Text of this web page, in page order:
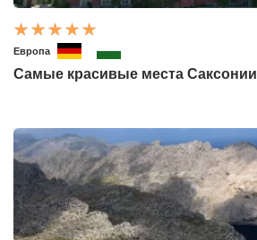
Европа
Самые красивые места Саксонии